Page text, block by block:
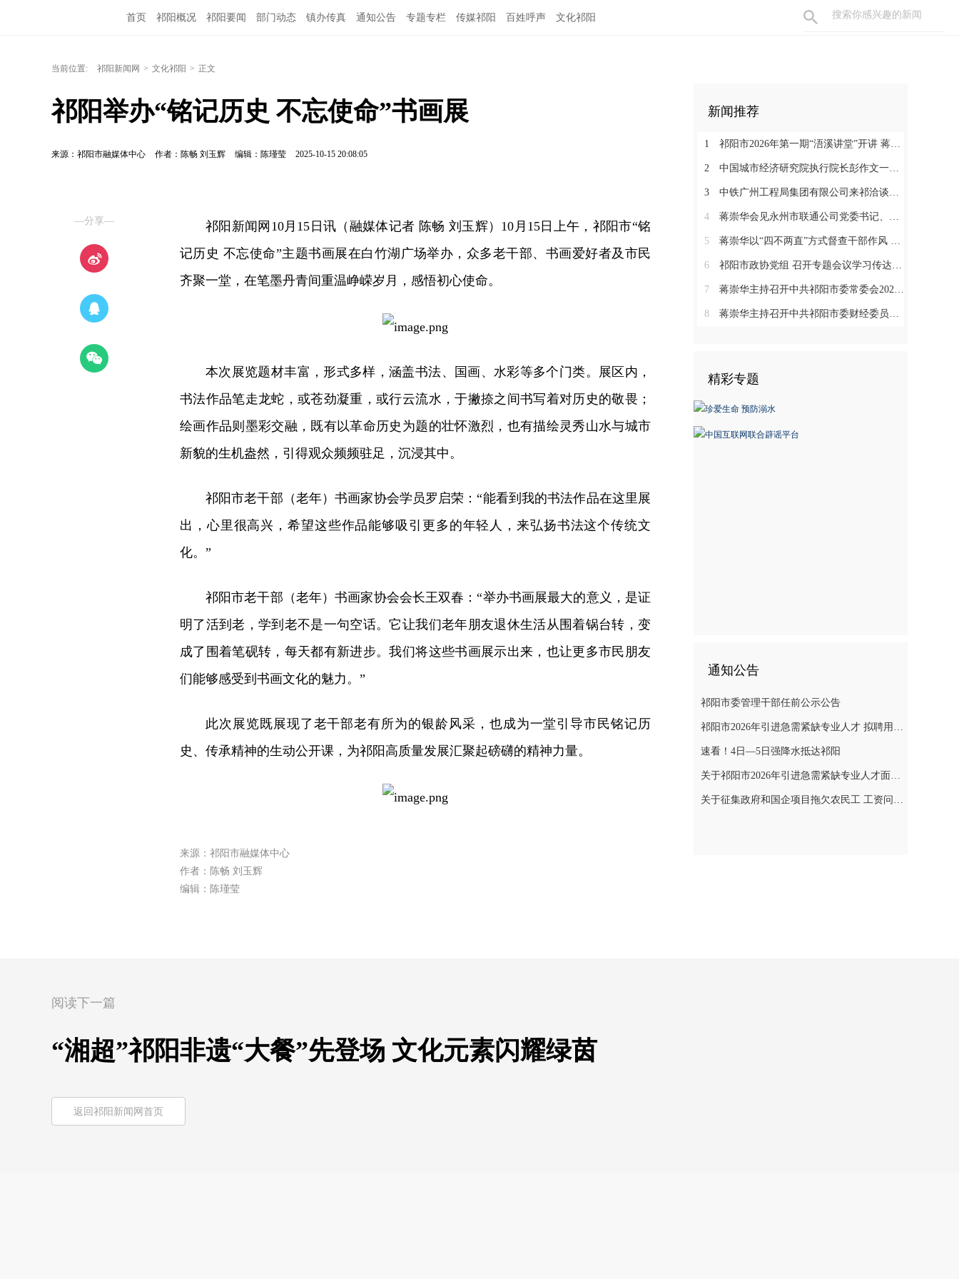
首页 祁阳概况 祁阳要闻 部门动态 镇办传真 通知公告 专题专栏 传媒祁阳 百姓呼声 文化祁阳
当前位置: 祁阳新闻网 > 文化祁阳 > 正文
祁阳举办“铭记历史 不忘使命”书画展
来源：祁阳市融媒体中心 作者：陈畅 刘玉辉 编辑：陈瑾莹 2025-10-15 20:08:05
—分享—
祁阳新闻网10月15日讯（融媒体记者 陈畅 刘玉辉）10月15日上午，祁阳市“铭
记历史 不忘使命”主题书画展在白竹湖广场举办，众多老干部、书画爱好者及市民
齐聚一堂，在笔墨丹青间重温峥嵘岁月，感悟初心使命。
本次展览题材丰富，形式多样，涵盖书法、国画、水彩等多个门类。展区内，
书法作品笔走龙蛇，或苍劲凝重，或行云流水，于撇捺之间书写着对历史的敬畏；
绘画作品则墨彩交融，既有以革命历史为题的壮怀激烈，也有描绘灵秀山水与城市
新貌的生机盎然，引得观众频频驻足，沉浸其中。
祁阳市老干部（老年）书画家协会学员罗启荣：“能看到我的书法作品在这里展
出，心里很高兴，希望这些作品能够吸引更多的年轻人，来弘扬书法这个传统文
化。”
祁阳市老干部（老年）书画家协会会长王双春：“举办书画展最大的意义，是证
明了活到老，学到老不是一句空话。它让我们老年朋友退休生活从围着锅台转，变
成了围着笔砚转，每天都有新进步。我们将这些书画展示出来，也让更多市民朋友
们能够感受到书画文化的魅力。”
此次展览既展现了老干部老有所为的银龄风采，也成为一堂引导市民铭记历
史、传承精神的生动公开课，为祁阳高质量发展汇聚起磅礴的精神力量。
来源：祁阳市融媒体中心
作者：陈畅 刘玉辉
编辑：陈瑾莹
新闻推荐
1 祁阳市2026年第一期“浯溪讲堂”开讲 蒋崇华参加
2 中国城市经济研究院执行院长彭作文一行来祁调研恳谈
3 中铁广州工程局集团有限公司来祁洽谈项目合作
4 蒋崇华会见永州市联通公司党委书记、总经理钟永雄一行
5 蒋崇华以“四不两直”方式督查干部作风 从严抓实事业单位队伍建设
6 祁阳市政协党组 召开专题会议学习传达贯彻市第二次党代会精神
7 蒋崇华主持召开中共祁阳市委常委会2026年第23次会议
8 蒋崇华主持召开中共祁阳市委财经委员会2026年第3次会议
精彩专题
通知公告
祁阳市委管理干部任前公示公告
祁阳市2026年引进急需紧缺专业人才 拟聘用人员名单公示
速看！4日—5日强降水抵达祁阳
关于祁阳市2026年引进急需紧缺专业人才面试成绩、 入围体检人员名单及体检相关事项的公告
关于征集政府和国企项目拖欠农民工 工资问题线索的通告
阅读下一篇
“湘超”祁阳非遗“大餐”先登场 文化元素闪耀绿茵
返回祁阳新闻网首页